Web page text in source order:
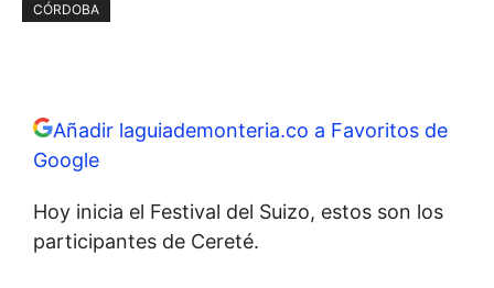
CÓRDOBA
Añadir laguiademonteria.co a Favoritos de
Google
Hoy inicia el Festival del Suizo, estos son los
participantes de Cereté.